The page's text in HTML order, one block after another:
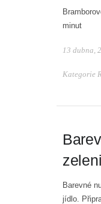
minut
13 dubna,
Kategorie
Barevné
jídlo.